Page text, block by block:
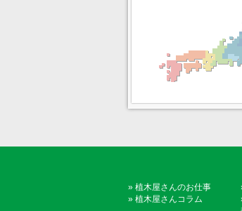
» 植木屋さんのお仕事
» 植木屋さんコラム